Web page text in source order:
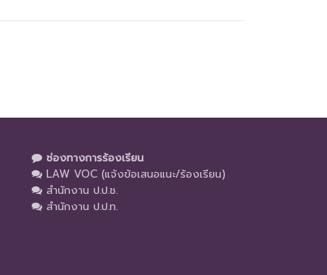
ช่องทางการร้องเรียน
LAW VOC (แจ้งข้อเสนอแนะ/ร้องเรียน)
สำนักงาน ป.ป.ช.
สำนักงาน ป.ป.ท.